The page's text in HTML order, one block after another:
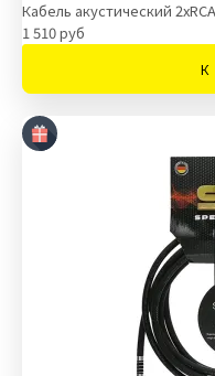
Кабель акустический
1 510 руб